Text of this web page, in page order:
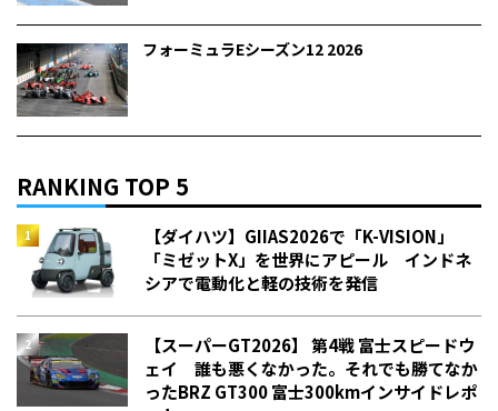
フォーミュラEシーズン12 2026
RANKING TOP 5
【ダイハツ】GIIAS2026で「K-VISION」
「ミゼットX」を世界にアピール インドネ
シアで電動化と軽の技術を発信
【スーパーGT2026】 第4戦 富士スピードウ
ェイ 誰も悪くなかった。それでも勝てなか
った――BRZ GT300 富士300kmインサイドレポ